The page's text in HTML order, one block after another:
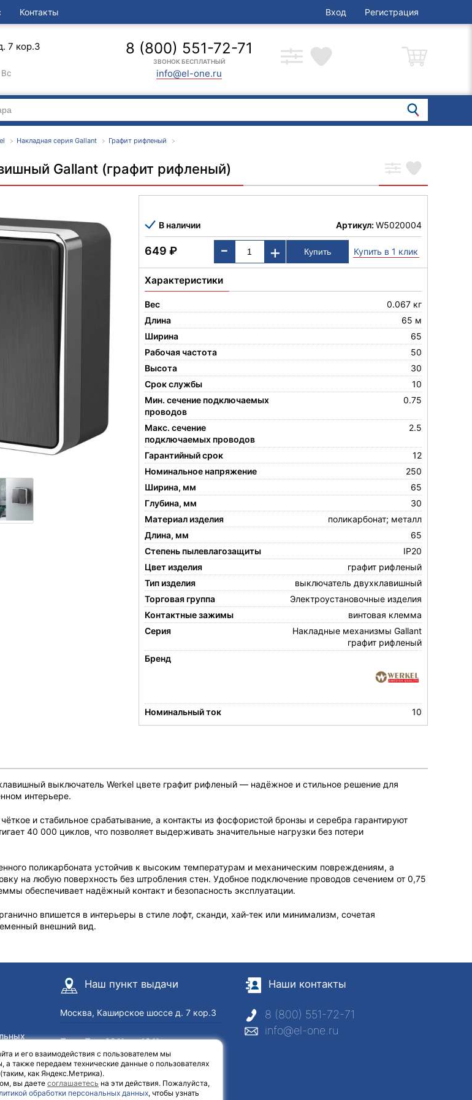
Контакты Вход Регистрация
7 кор.3 8 (800) 551-72-71
ЗВОНОК БЕСПЛАТНЫЙ
info@el-one.ru
Накладная серия Gallant Графит рифленый
Gallant (графит рифленый)
В наличии Артикул: W5020004
649 ₽ - + Купить в 1 клик
Характеристики
Вес
0.067 кг
Длина
65 м
Ширина
65
Рабочая частота
50
Высота
30
Срок службы
10
Мин. сечение подключаемых
проводов
0.75
Макс. сечение
подключаемых проводов
2.5
Гарантийный срок
12
Номинальное напряжение
250
Ширина, мм
65
Глубина, мм
30
Материал изделия
поликарбонат; металл
Длина, мм
65
Степень пылевлагозащиты
IP20
Цвет изделия
графит рифленый
Тип изделия
выключатель двухклавишный
Торговая группа
Электроустановочные изделия
Контактные зажимы
винтовая клемма
Серия
Накладные механизмы Gallant
графит рифленый
Бренд
Номинальный ток 10
выключатель Werkel цвете графит рифленый — надёжное и стильное решение для
интерьере.
и стабильное срабатывание, а контакты из фосфористой бронзы и серебра гарантируют
40 000 циклов, что позволяет выдерживать значительные нагрузки без потери
поликарбоната устойчив к высоким температурам и механическим повреждениям, а
на любую поверхность без штробления стен. Удобное подключение проводов сечением от 0,75
обеспечивает надёжный контакт и безопасность эксплуатации.
впишется в интерьеры в стиле лофт, сканди, хай‑тек или минимализм, сочетая
внешний вид.
Наш пункт выдачи
Москва, Каширское шоссе д. 7 кор.3
Пн — Пт с 0900до 1800
Сб с 1000 до 1700| Выходной: Вс
Наши контакты
8 (800) 551-72-71
info@el-one.ru
и его взаимодействия с пользователем мы
также передаем технические данные о пользователях
как Яндекс.Метрика).
вы даете соглашаетесь на эти действия. Пожалуйста,
обработки персональных данных, чтобы узнать